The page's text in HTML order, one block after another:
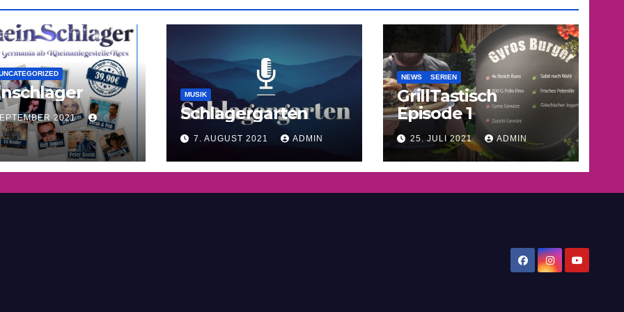
2021
MUSIK
Schlagergarten
7. AUGUST 2021 ADMIN
NEWS SERIEN
GrillTastisch
Episode 1
25. JULI 2021 ADMIN